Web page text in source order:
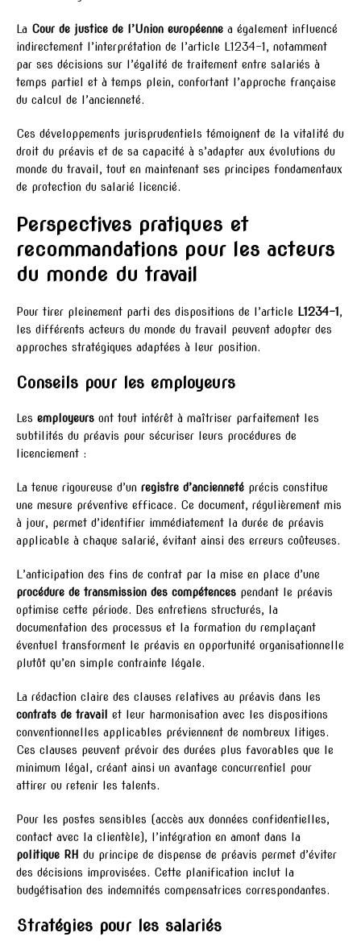
La Cour de justice de l’Union européenne a également influencé
indirectement l’interprétation de l’article L1234-1, notamment
par ses décisions sur l’égalité de traitement entre salariés à
temps partiel et à temps plein, confortant l’approche française
du calcul de l’ancienneté.
Ces développements jurisprudentiels témoignent de la vitalité du
droit du préavis et de sa capacité à s’adapter aux évolutions du
monde du travail, tout en maintenant ses principes fondamentaux
de protection du salarié licencié.
Perspectives pratiques et
recommandations pour les acteurs
du monde du travail
Pour tirer pleinement parti des dispositions de l’article L1234-1 ,
les différents acteurs du monde du travail peuvent adopter des
approches stratégiques adaptées à leur position.
Conseils pour les employeurs
Les employeurs ont tout intérêt à maîtriser parfaitement les
subtilités du préavis pour sécuriser leurs procédures de
licenciement :
La tenue rigoureuse d’un registre d’ancienneté précis constitue
une mesure préventive efficace. Ce document, régulièrement mis
à jour, permet d’identifier immédiatement la durée de préavis
applicable à chaque salarié, évitant ainsi des erreurs coûteuses.
L’anticipation des fins de contrat par la mise en place d’une
procédure de transmission des compétences pendant le préavis
optimise cette période. Des entretiens structurés, la
documentation des processus et la formation du remplaçant
éventuel transforment le préavis en opportunité organisationnelle
plutôt qu’en simple contrainte légale.
La rédaction claire des clauses relatives au préavis dans les
contrats de travail
et leur harmonisation avec les dispositions
conventionnelles applicables préviennent de nombreux litiges.
Ces clauses peuvent prévoir des durées plus favorables que le
minimum légal, créant ainsi un avantage concurrentiel pour
attirer ou retenir les talents.
Pour les postes sensibles (accès aux données confidentielles,
contact avec la clientèle), l’intégration en amont dans la
politique RH du principe de dispense de préavis permet d’éviter
des décisions improvisées. Cette planification inclut la
budgétisation des indemnités compensatrices correspondantes.
Stratégies pour les salariés